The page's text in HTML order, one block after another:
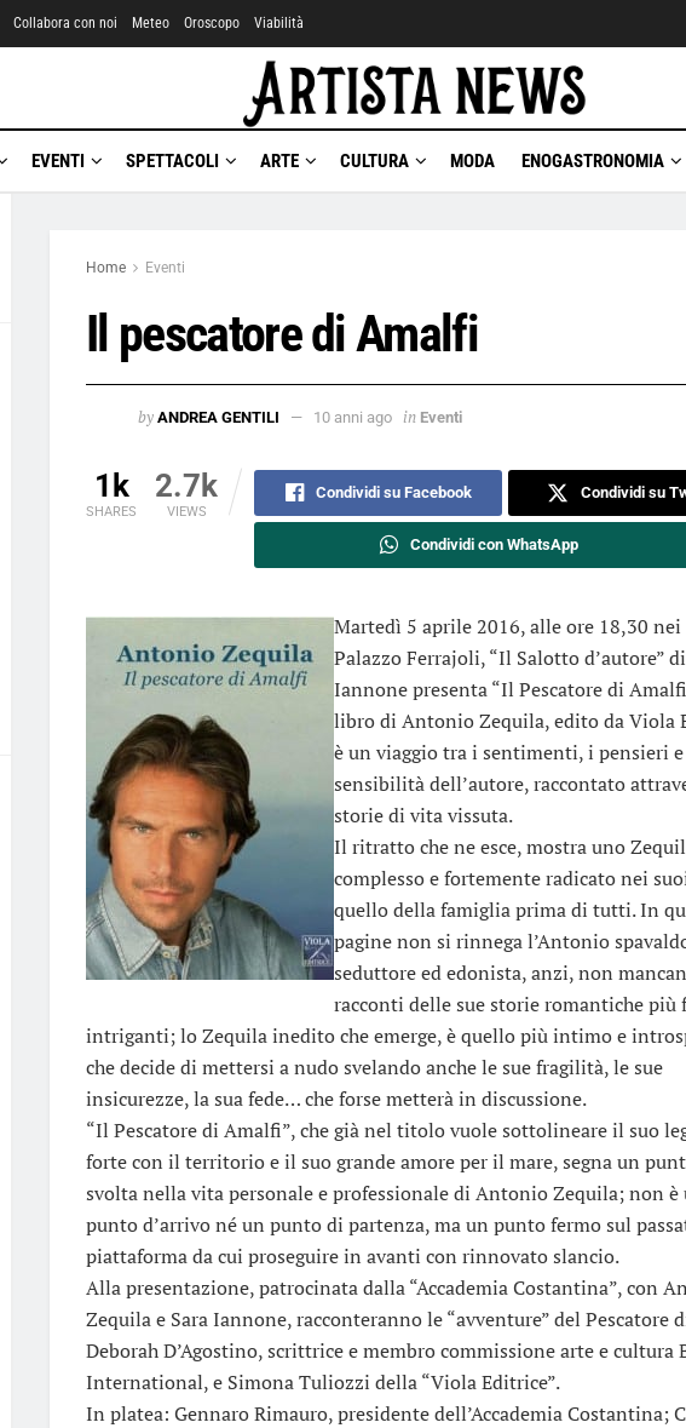
Collabora con noi Meteo Oroscopo Viabilità
EVENTI SPETTACOLI ARTE CULTURA MODA ENOGASTRONOMIA
Home Eventi
Il pescatore di Amalfi
by ANDREA GENTILI 10 anni ago in Eventi
1k
SHARES
2.7k
VIEWS
Condividi su Facebook Condividi su
Condividi con WhatsApp
Martedì 5 aprile 2016, alle ore 18,30
Palazzo Ferrajoli, “Il Salotto d’autore”
Iannone presenta “Il Pescatore di
libro di Antonio Zequila, edito da Viola
è un viaggio tra i sentimenti, i pensieri
sensibilità dell’autore, raccontato
storie di vita vissuta.
Il ritratto che ne esce, mostra uno
complesso e fortemente radicato nei
quello della famiglia prima di tutti. In
pagine non si rinnega l’Antonio
seduttore ed edonista, anzi, non
racconti delle sue storie romantiche più
intriganti; lo Zequila inedito che emerge, è quello più intimo e
che decide di mettersi a nudo svelando anche le sue fragilità, le sue
insicurezze, la sua fede… che forse metterà in discussione.
“Il Pescatore di Amalfi”, che già nel titolo vuole sottolineare il suo
forte con il territorio e il suo grande amore per il mare, segna un
svolta nella vita personale e professionale di Antonio Zequila; non è
punto d’arrivo né un punto di partenza, ma un punto fermo sul
piattaforma da cui proseguire in avanti con rinnovato slancio.
Alla presentazione, patrocinata dalla “Accademia Costantina”, con
Zequila e Sara Iannone, racconteranno le “avventure” del Pescatore
Deborah D’Agostino, scrittrice e membro commissione arte e cultura
International, e Simona Tuliozzi della “Viola Editrice”.
In platea: Gennaro Rimauro, presidente dell’Accademia Costantina;